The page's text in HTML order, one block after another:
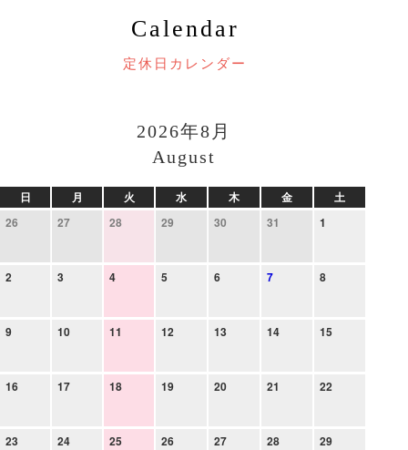
Calendar
定休日カレンダー
2026年8月
August
日 月 火 水 木 金
土
26
27 28 29 30 31 1
2 3 4 5 6 7 8
9 10 11 12 13 14 15
16 17 18 19 20 21 22
23 24 25 26 27 28 29